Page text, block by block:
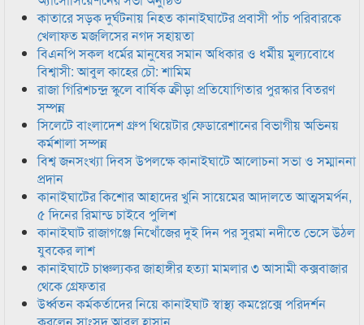
কাতারে সড়ক দুর্ঘটনায় নিহত কানাইঘাটের প্রবাসী পাঁচ পরিবারকে
খেলাফত মজলিসের নগদ সহায়তা
বিএনপি সকল ধর্মের মানুষের সমান অধিকার ও ধর্মীয় মুল্যবোধে
বিশ্বাসী: আবুল কাহের চৌ: শামিম
রাজা গিরিশচন্দ্র স্কুলে বার্ষিক ক্রীড়া প্রতিযোগিতার পুরস্কার বিতরণ
সম্পন্ন
সিলেটে বাংলাদেশ গ্রুপ থিয়েটার ফেডারেশানের বিভাগীয় অভিনয়
কর্মশালা সম্পন্ন
বিশ্ব জনসংখ্যা দিবস উপলক্ষে কানাইঘাটে আলোচনা সভা ও সম্মাননা
প্রদান
কানাইঘাটের কিশোর আহাদের খুনি সায়েমের আদালতে আত্মসমর্পন,
৫ দিনের রিমান্ড চাইবে পুলিশ
কানাইঘাট রাজাগঞ্জে নিখোঁজের দুই দিন পর সুরমা নদীতে ভেসে উঠল
যুবকের লাশ
কানাইঘাটে চাঞ্চল্যকর জাহাঙ্গীর হত্যা মামলার ৩ আসামী কক্সবাজার
থেকে গ্রেফতার
উর্ধ্বতন কর্মকর্তাদের নিয়ে কানাইঘাট স্বাস্থ্য কমপ্লেক্সে পরিদর্শন